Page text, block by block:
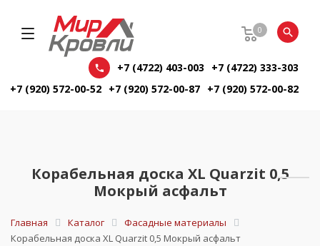
0
+7 (4722) 403-003
+7 (4722) 333-303
+7 (920) 572-00-52 +7 (920) 572-00-87 +7 (920) 572-00-82
Корабельная доска XL Quarzit 0,5
Мокрый асфальт
Главная Каталог
Фасадные материалы
Корабельная доска XL Quarzit 0,5 Мокрый асфальт